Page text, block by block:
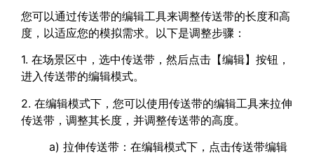
您可以通过传送带的编辑工具来调整传送带的长度和高
度，以适应您的模拟需求。以下是调整步骤：
1. 在场景区中，选中传送带，然后点击【编辑】按钮，
进入传送带的编辑模式。
2. 在编辑模式下，您可以使用传送带的编辑工具来拉伸
传送带，调整其长度，并调整传送带的高度。
a) 拉伸传送带：在编辑模式下，点击传送带编辑